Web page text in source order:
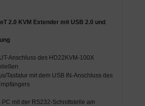
2.0 KVM Extender mit USB 2.0 und
Anschluss des HD22KVM-100X
Tastatur mit dem USB IN-Anschluss des
mit der RS232-Schnittstelle am